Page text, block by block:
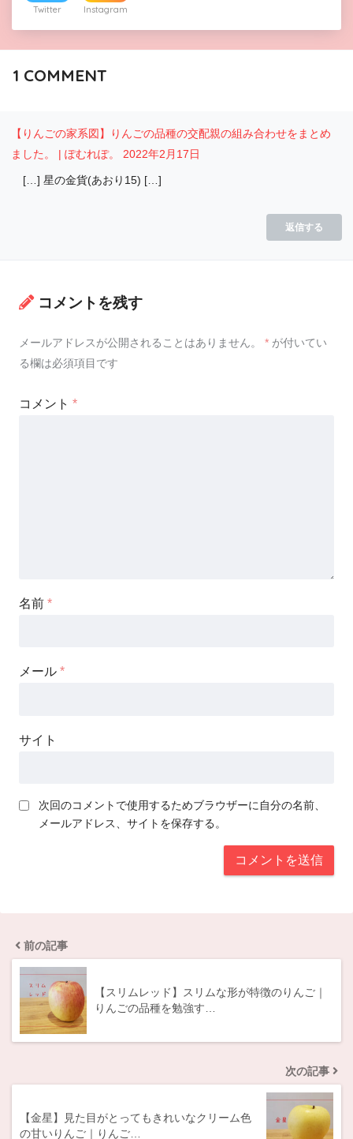
Twitter Instagram
1 COMMENT
【りんごの家系図】りんごの品種の交配親の組み合わせをまとめ
ました。 | ぽむれぽ。
2022年2月17日
[…] 星の金貨(あおり15) […]
返信する
コメントを残す
メールアドレスが公開されることはありません。 * が付いてい
る欄は必須項目です
コメント *
名前 *
メール *
サイト
次回のコメントで使用するためブラウザーに自分の名前、
メールアドレス、サイトを保存する。
前の記事
【スリムレッド】スリムな形が特徴のりんご｜
りんごの品種を勉強す…
次の記事
【金星】見た目がとってもきれいなクリーム色
の甘いりんご｜りんご…